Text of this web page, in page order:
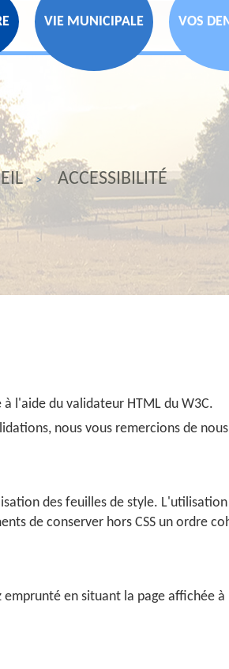
VIE MUNICIPALE VOS
ACCESSIBILITÉ
l'aide du validateur HTML du W3C.
nous vous remercions de nous
des feuilles de style.
de conserver hors CSS un ordre
en situant la page affichée